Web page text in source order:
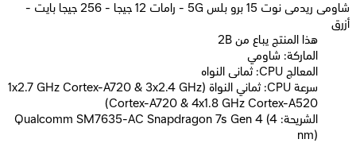
شاومى ريدمى نوت 15 برو بلس 5G - رامات 12 جيجا - 256 جيجا بايت -
أزرق
2B هذا المنتج يباع من
الماركة: شاومي
المعالج CPU: ثمانى النواه
سرعة CPU: ثماني النواة (1x2.7 GHz Cortex-A720 & 3x2.4 GHz
Cortex-A720 & 4x1.8 GHz Cortex-A520)
الشريحة: Qualcomm SM7635-AC Snapdragon 7s Gen 4 (4
nm)